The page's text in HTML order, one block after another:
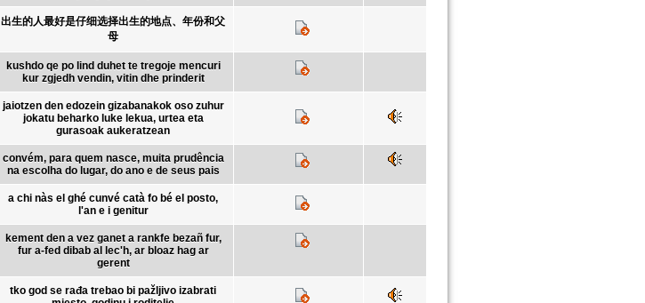
出生的人最好是仔细选择出生的地点、年份和父
母
kushdo qe po lind duhet te tregoje mencuri
kur zgjedh vendin, vitin dhe prinderit
jaiotzen den edozein gizabanakok oso zuhur
jokatu beharko luke lekua, urtea eta
gurasoak aukeratzean
convém, para quem nasce, muita prudência
na escolha do lugar, do ano e de seus pais
a chi nàs el ghé cunvé catà fo bé el posto,
l'an e i genitur
kement den a vez ganet a rankfe bezañ fur,
fur a-fed dibab al lec'h, ar bloaz hag ar
gerent
tko god se rađa trebao bi pažljivo izabrati